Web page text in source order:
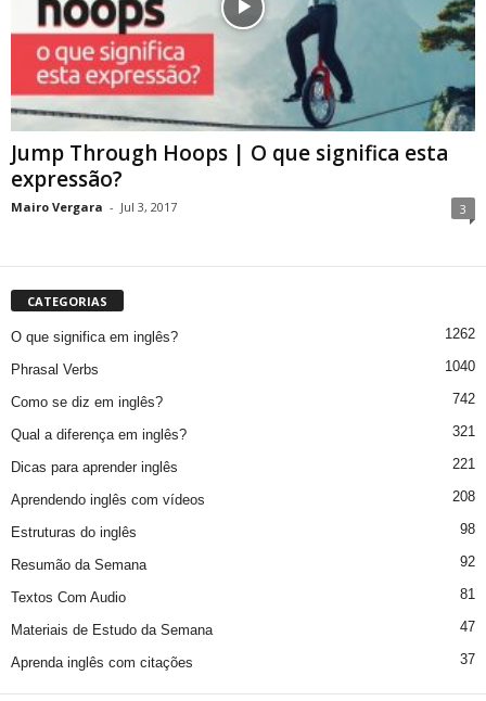
Jump Through Hoops | O que significa esta
expressão?
Mairo Vergara - Jul 3, 2017 3
CATEGORIAS
O que significa em inglês? 1262
Phrasal Verbs 1040
Como se diz em inglês? 742
Qual a diferença em inglês? 321
Dicas para aprender inglês 221
Aprendendo inglês com vídeos 208
Estruturas do inglês 98
Resumão da Semana 92
Textos Com Audio 81
Materiais de Estudo da Semana 47
Aprenda inglês com citações 37